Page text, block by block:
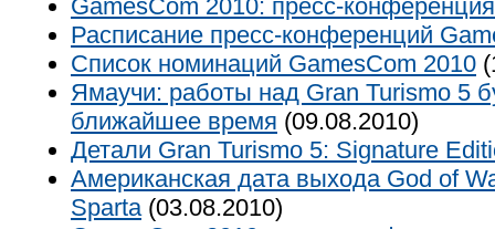
GamesCom 2010: пресс-
Расписание пресс-конференций
Список номинаций GamesCom 2010
Ямаучи: работы над Gran Turismo 5
ближайшее время (09.08.2010)
Детали Gran Turismo 5: Signature
Американская дата выхода God of
Sparta(03.08.2010)